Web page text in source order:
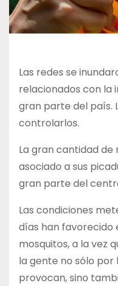
Las redes se
relacionados con la
gran parte del país.
controlarlos.
La gran cantidad
asociado a sus
gran parte del
Las condiciones
días han favorecido
mosquitos, a la vez
la gente no sólo por
provocan, sino